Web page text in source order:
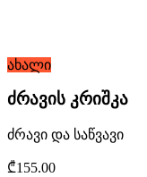
ახალი
ძრავის კრიშკა
ძრავი და საწვავი
₾155.00